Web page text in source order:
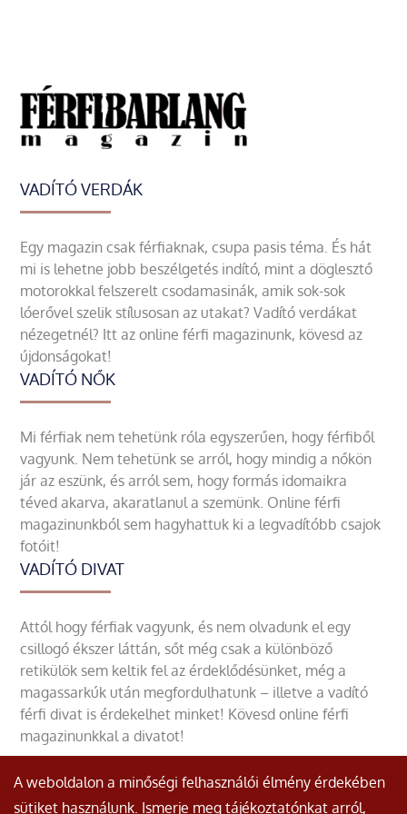
VADÍTÓ VERDÁK
Egy magazin csak férfiaknak, csupa pasis téma. És hát
mi is lehetne jobb beszélgetés indító, mint a döglesztő
motorokkal felszerelt csodamasinák, amik sok-sok
lóerővel szelik stílusosan az utakat? Vadító verdákat
nézegetnél? Itt az online férfi magazinunk, kövesd az
újdonságokat!
VADÍTÓ NŐK
Mi férfiak nem tehetünk róla egyszerűen, hogy férfiből
vagyunk. Nem tehetünk se arról, hogy mindig a nőkön
jár az eszünk, és arról sem, hogy formás idomaikra
téved akarva, akaratlanul a szemünk. Online férfi
magazinunkból sem hagyhattuk ki a legvadítóbb csajok
fotóit!
VADÍTÓ DIVAT
Attól hogy férfiak vagyunk, és nem olvadunk el egy
csillogó ékszer láttán, sőt még csak a különböző
retikülök sem keltik fel az érdeklődésünket, még a
magassarkúk után megfordulhatunk – illetve a vadító
férfi divat is érdekelhet minket! Kövesd online férfi
magazinunkkal a divatot!
A weboldalon a minőségi felhasználói élmény érdekében
sütiket használunk. Ismerje meg tájékoztatónkat arról,